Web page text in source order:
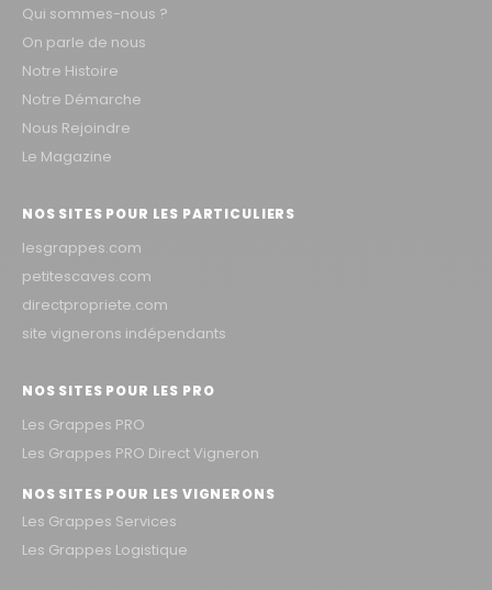
Qui sommes-nous ?
On parle de nous
Notre Histoire
Notre Démarche
Nous Rejoindre
Le Magazine
NOS SITES POUR LES PARTICULIERS
lesgrappes.com
petitescaves.com
directpropriete.com
site vignerons indépendants
NOS SITES POUR LES PRO
Les Grappes PRO
Les Grappes PRO Direct Vigneron
NOS SITES POUR LES VIGNERONS
Les Grappes Services
Les Grappes Logistique